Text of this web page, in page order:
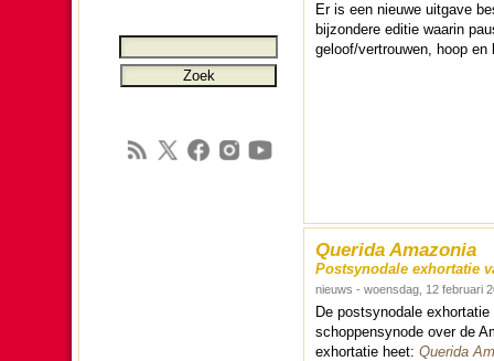
Er is een nieuwe uitgave
bij­zon­dere editie waarin
geloof/ver­trouwen, hoop
Querida Amazonia
Postsynodale exhortatie
nieuws - woensdag, 12 februari
De post­sy­no­dale
schop­pen­synode over de
exhor­ta­tie heet: Querida